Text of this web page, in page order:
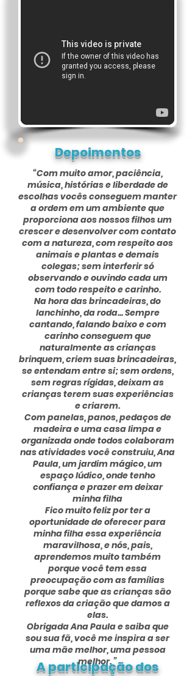
A participação dos
Depoimentos
“Com muito amor, paciência,
música, histórias e liberdade de
escolhas vocês conseguem manter
a ordem em um ambiente que
proporciona aos nossos filhos um
crescer e desenvolver com contato
com a natureza, com respeito aos
animais e plantas e demais
colegas; sem interferir só
observando e ouvindo cada um
com todo respeito e carinho.
Na hora das brincadeiras, do
lanchinho, da roda... Sempre
cantando, falando baixo e com
carinho conseguem que
naturalmente as crianças
brinquem, criem suas brincadeiras,
se entendam entre si; sem ordens,
sem regras rígidas, deixam as
crianças terem suas experiências
e criarem.
Com panelas, panos, pedaços de
madeira e uma casa limpa e
organizada onde todos colaboram
nas atividades você construiu, Ana
Paula, um jardim mágico, um
espaço lúdico, onde tenho
confiança e prazer em deixar
minha filha
Fico muito feliz por ter a
oportunidade de oferecer para
minha filha essa experiência
maravilhosa, e nós, pais,
aprendemos muito também
porque você tem essa
preocupação com as famílias
porque sabe que as crianças são
reflexos da criação que damos a
elas.
Obrigada Ana Paula e saiba que
sou sua fã, você me inspira a ser
uma mãe melhor, uma pessoa
melhor. ”